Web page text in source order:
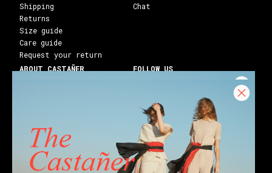
Chat
Shipping
Returns
Size guide
Care guide
Request your return
ABOUT CASTAÑER
Franchises
Stores
Castañer Society
FOLLOW US
Facebook
Youtube
Blog